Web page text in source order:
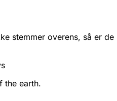
stemmer overens, så er de
the earth.